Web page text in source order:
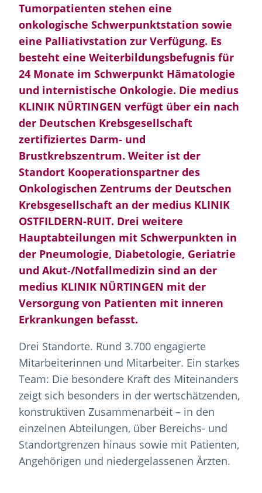
Tumorpatienten stehen eine
onkologische Schwerpunktstation sowie
eine Palliativstation zur Verfügung. Es
besteht eine Weiterbildungsbefugnis für
24 Monate im Schwerpunkt Hämatologie
und internistische Onkologie. Die medius
KLINIK NÜRTINGEN verfügt über ein nach
der Deutschen Krebsgesellschaft
zertifiziertes Darm- und
Brustkrebszentrum. Weiter ist der
Standort Kooperationspartner des
Onkologischen Zentrums der Deutschen
Krebsgesellschaft an der medius KLINIK
OSTFILDERN-RUIT. Drei weitere
Hauptabteilungen mit Schwerpunkten in
der Pneumologie, Diabetologie, Geriatrie
und Akut-/Notfallmedizin sind an der
medius KLINIK NÜRTINGEN mit der
Versorgung von Patienten mit inneren
Erkrankungen befasst.
Drei Standorte. Rund 3.700 engagierte
Mitarbeiterinnen und Mitarbeiter. Ein starkes
Team: Die besondere Kraft des Miteinanders
zeigt sich besonders in der wertschätzenden,
konstruktiven Zusammenarbeit – in den
einzelnen Abteilungen, über Bereichs- und
Standortgrenzen hinaus sowie mit Patienten,
Angehörigen und niedergelassenen Ärzten.